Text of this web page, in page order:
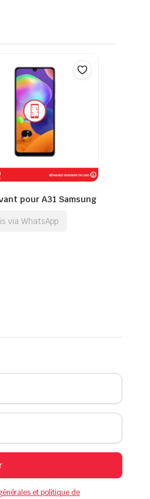
pour A31 Samsung
via WhatsApp
et politique de